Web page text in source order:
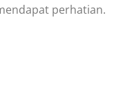
perhatian.